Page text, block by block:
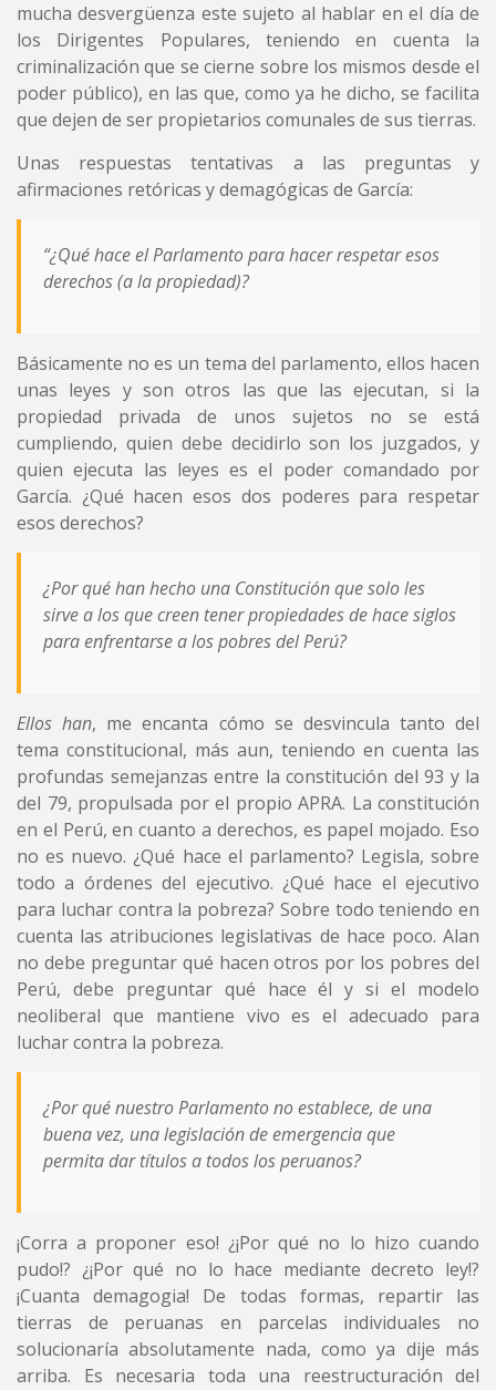
mucha desvergüenza este sujeto al hablar en el día de
los Dirigentes Populares, teniendo en cuenta la
criminalización que se cierne sobre los mismos desde el
poder público), en las que, como ya he dicho, se facilita
que dejen de ser propietarios comunales de sus tierras.
Unas respuestas tentativas a las preguntas y
afirmaciones retóricas y demagógicas de García:
“¿Qué hace el Parlamento para hacer respetar esos
derechos (a la propiedad)?
Básicamente no es un tema del parlamento, ellos hacen
unas leyes y son otros las que las ejecutan, si la
propiedad privada de unos sujetos no se está
cumpliendo, quien debe decidirlo son los juzgados, y
quien ejecuta las leyes es el poder comandado por
García. ¿Qué hacen esos dos poderes para respetar
esos derechos?
¿Por qué han hecho una Constitución que solo les
sirve a los que creen tener propiedades de hace siglos
para enfrentarse a los pobres del Perú?
Ellos han, me encanta cómo se desvincula tanto del
tema constitucional, más aun, teniendo en cuenta las
profundas semejanzas entre la constitución del 93 y la
del 79, propulsada por el propio APRA. La constitución
en el Perú, en cuanto a derechos, es papel mojado. Eso
no es nuevo. ¿Qué hace el parlamento? Legisla, sobre
todo a órdenes del ejecutivo. ¿Qué hace el ejecutivo
para luchar contra la pobreza? Sobre todo teniendo en
cuenta las atribuciones legislativas de hace poco. Alan
no debe preguntar qué hacen otros por los pobres del
Perú, debe preguntar qué hace él y si el modelo
neoliberal que mantiene vivo es el adecuado para
luchar contra la pobreza.
¿Por qué nuestro Parlamento no establece, de una
buena vez, una legislación de emergencia que
permita dar títulos a todos los peruanos?
¡Corra a proponer eso! ¿¡Por qué no lo hizo cuando
pudo!? ¿¡Por qué no lo hace mediante decreto ley!?
¡Cuanta demagogia! De todas formas, repartir las
tierras de peruanas en parcelas individuales no
solucionaría absolutamente nada, como ya dije más
arriba. Es necesaria toda una reestructuración del